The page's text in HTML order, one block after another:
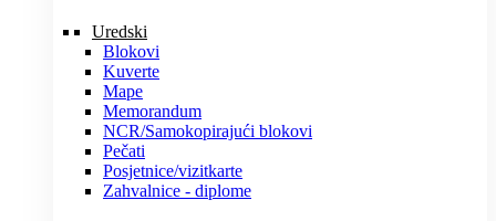
Uredski
Blokovi
Kuverte
Mape
Memorandum
NCR/Samokopirajući blokovi
Pečati
Posjetnice/vizitkarte
Zahvalnice - diplome